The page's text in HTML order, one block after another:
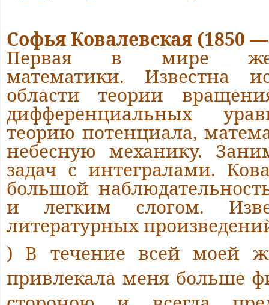
Софья Ковалевская (1850
Первая в мире
математики. Известна
области теории
дифференциальных
теорию потенциала,
небесную механику.
задач с интегралами.
большой
и легким слогом.
литературных
) В течение всей моей
привлекала меня больше